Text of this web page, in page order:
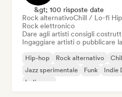
&gt; 100 risposte date
Rock alternativoChill / Lo-fi
Rock elettronico
Dare agli artisti consigli
Ingaggiare artisti o pubblicare
Hip-hop Rock alternativo
Jazz sperimentale
Funk Indie
Indie pop